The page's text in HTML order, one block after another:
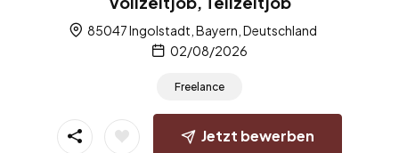
85047 Ingolstadt, Bayern, Deutschland
02/08/2026
Freelance
Jetzt bewerben